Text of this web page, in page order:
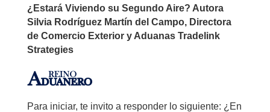
¿Estará Viviendo su Segundo Aire? Autora
Silvia Rodríguez Martín del Campo, Directora
de Comercio Exterior y Aduanas Tradelink
Strategies
Para iniciar, te invito a responder lo siguiente: ¿En